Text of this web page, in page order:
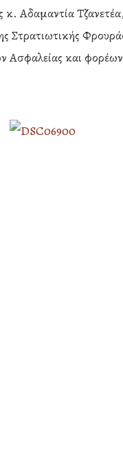
Αδαμαντία
Στρατιωτικής
Ασφαλείας και